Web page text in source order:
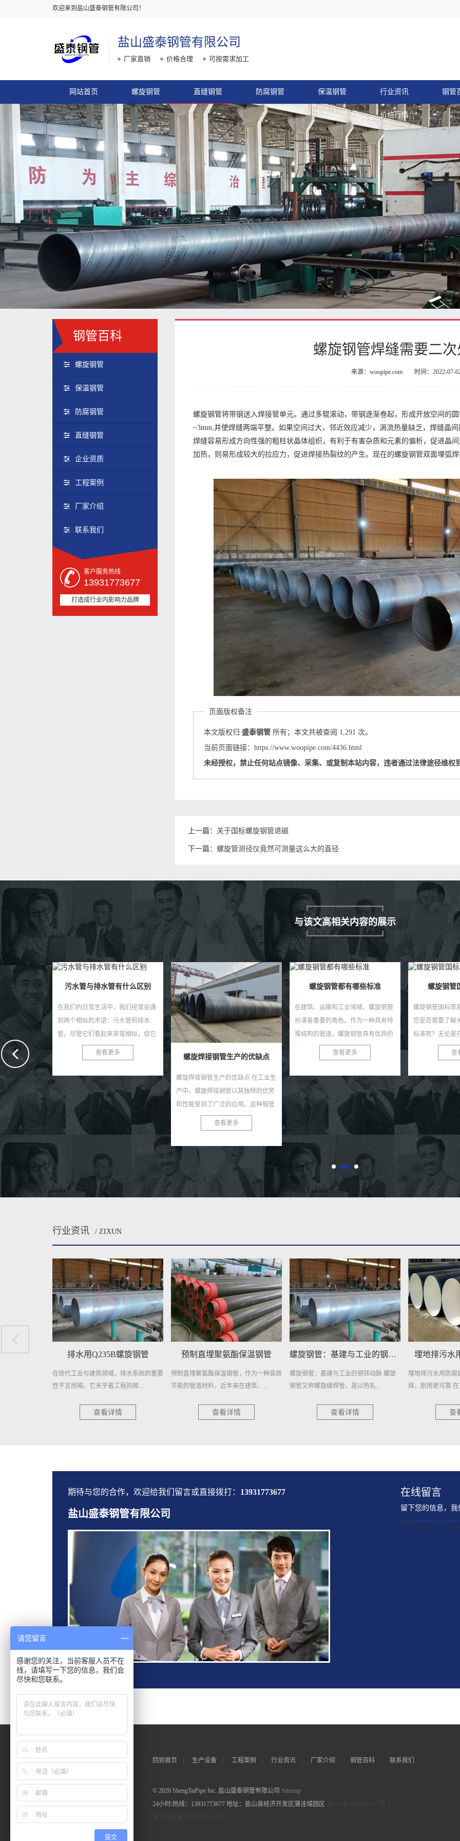
欢迎来到盐山盛泰钢管有限公司！
盐山盛泰钢管有限公司
厂家直销 价格合理 可按需求加工
网站首页 螺旋钢管 直缝钢管 防腐钢管 保温钢管 行业资讯
价格行情
钢管
钢管百科
螺旋钢管
保温钢管
防腐钢管
直缝钢管
企业资质
工程案例
厂家介绍
联系我们
客户服务热线
13931773677
打造成行业内影响力品牌
螺旋钢管焊缝需要二
来源：woopipe.com 时间：2022-07-
螺旋钢管将带钢送入焊接管单元。通过多辊滚动，带钢逐渐卷起，形成开放空间的
~3mm,并使焊缝两端平整。如果空间过大，邻近效应减少，涡流热量缺乏，焊缝晶
焊缝容易形成方向性强的粗柱状晶体组织，有利于有害杂质和元素的偏析，促进晶
加热，则易形成较大的拉应力，促进焊接热裂纹的产生。现在的螺旋钢管双面埋弧
页面版权备注
本文版权归盛泰钢管 所有；本文共被查阅 1,291 次。
当前页面链接：https://www.woopipe.com/4436.html
未经授权，禁止任何站点镜像、采集、或复制本站内容，违者通过法律途径维权
上一篇： 关于国标螺旋钢管退磁
下一篇： 螺旋管测径仪竟然可测量这么大的直径
与该文高相关内容的展示
么区别
们经常会遇
管和排水
相似，但它
的区别。那
么...
螺旋焊接钢管生产的优缺点
螺旋焊接钢管生产的优缺点 在工业生
产中，螺旋焊接钢管以其独特的优势
和性能受到了广泛的应用。这种钢管
的生产过程独特，即在带钢的表面上
以螺旋状焊接，从而...
查看更多
螺旋钢管都有哪些标准
在建筑、运输和工业领域，螺旋钢管
扮演着重要的角色。作为一种具有特
殊结构的管道，螺旋钢管具有优异的
严苛的环境中仍能保持良...
查看更多
螺旋钢管国标厚度标准
螺旋钢管国标厚度标准 尊敬的客户，
您是否需要了解关于螺旋钢管的厚度
标准呢？无论是在建筑、石油、化
工、电力、水利等行业，还是在管道
工程领域，螺旋钢管都...
查看更多
防腐螺旋
防腐螺旋钢管的
个主要步骤：第
焊接成螺旋钢管
管进行防腐处
检查和质量控制
查
行业资讯 / ZIXUN
旋钢管 预制直埋聚氨酯保温钢管
预制直埋聚氨酯保温钢管，作为一种高效
节能的管道材料，近年来在建筑、...
查看详情
螺旋钢管：基建与工业的钢铁动脉
螺旋钢管：基建与工业的钢铁动脉 螺旋
钢管又称螺旋缝焊管，是以热轧...
查看详情
埋地排污水用防腐螺旋钢管
埋地排污水用防腐螺旋钢管：环保新选
择，耐用更可靠 在当今社...
查看详情
埋地给水
埋地给水用防腐螺
且耐用的管道材料
查
期待与您的合作，欢迎给我们留言或直接拨打： 13931773677
盐山盛泰钢管有限公司
在线留言
留下您的信息，
[quform id="1"
回到首页 生产设备 工程案例 行业资讯 厂家介绍 钢管百科 联系我们
© 2020 ShengTaiPipe Inc. 盐山盛泰钢管有限公司 Sitemap
24小时/热线：13931773677 地址：盐山县经济开发区蒲洼城园区
请您留言
感谢您的关注，当前客服人员不在
线，请填写一下您的信息，我们会
尽快和您联系。
提交